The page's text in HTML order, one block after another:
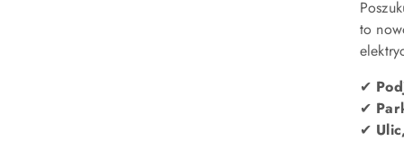
to
✔
✔
✔